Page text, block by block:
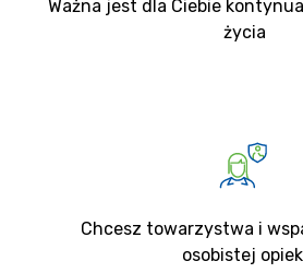
Ważna jest dla Ciebie
życia
Chcesz towarzystwa i
osobistej